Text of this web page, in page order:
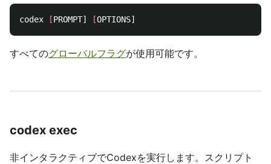
codex [PROMPT] [
すべてのグローバルフラグが使用可能です。
codex exec
非インタラクティブでCodexを実行します。スクリプト